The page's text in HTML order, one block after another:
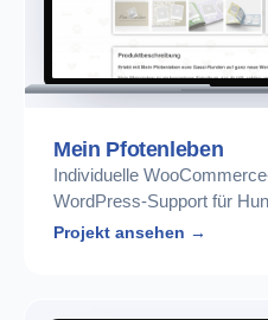
Mein Pfotenleben
Individuelle
WordPress-Support für
Projekt ansehen →